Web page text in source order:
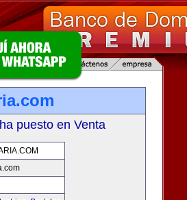
puesto en Venta